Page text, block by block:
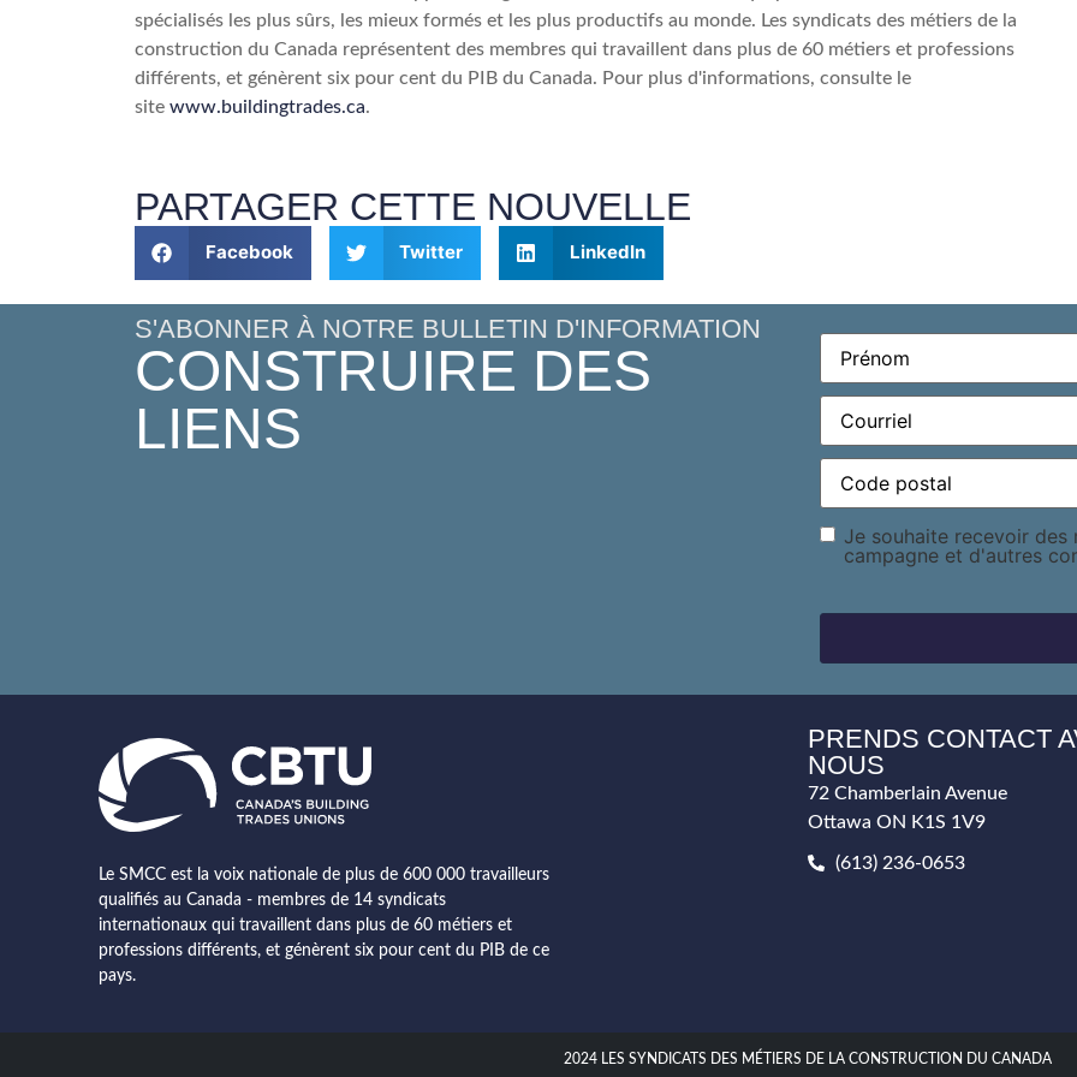
spécialisés les plus sûrs, les mieux formés et les plus productifs au monde. Les syndicats des métiers de la
construction du Canada représentent des membres qui travaillent dans plus de 60 métiers et professions
différents, et génèrent six pour cent du PIB du Canada. Pour plus d'informations, consulte le
site www.buildingtrades.ca.
PARTAGER CETTE NOUVELLE
Facebook Twitter LinkedIn
S'ABONNER À NOTRE BULLETIN D'INFORMATION
CONSTRUIRE DES
LIENS
Prénom(Required)
Courriel(Required)
Code
postal(Required)
Consentement
Je souhaite recevoir des
campagne et d'autres
Le SMCC est la voix nationale de plus de 600 000 travailleurs
qualifiés au Canada - membres de 14 syndicats
internationaux qui travaillent dans plus de 60 métiers et
professions différents, et génèrent six pour cent du PIB de ce
pays.
PRENDS CONTACT
NOUS
72 Chamberlain Avenue
Ottawa ON K1S 1V9
(613) 236-0653
2024 LES SYNDICATS DES MÉTIERS DE LA CONSTRUCTION DU CANADA